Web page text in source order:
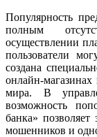
Популярность
полным
осуществлении
пользователи
создана
онлайн-
мира. В
возможность
банка»
мошенников и